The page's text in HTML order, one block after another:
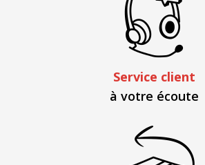
Service client
à votre écoute